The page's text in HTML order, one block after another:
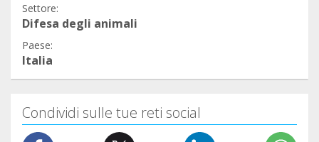
Settore:
Difesa degli animali
Paese:
Italia
Condividi sulle tue reti social